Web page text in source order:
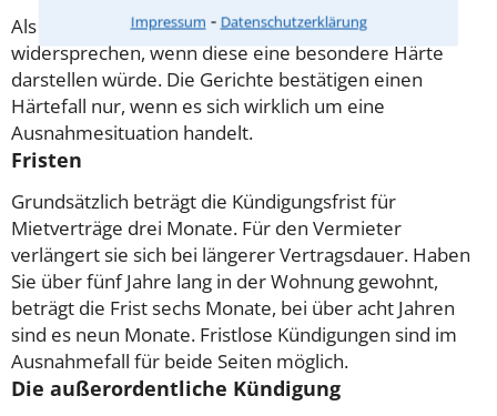
Impressum ⁃ Datenschutzerklärung
Als Mieter haben Sie das Recht, einer Kündigung zu
widersprechen, wenn diese eine besondere Härte
darstellen würde. Die Gerichte bestätigen einen
Härtefall nur, wenn es sich wirklich um eine
Ausnahmesituation handelt.
Fristen
Grundsätzlich beträgt die Kündigungsfrist für
Mietverträge drei Monate. Für den Vermieter
verlängert sie sich bei längerer Vertragsdauer. Haben
Sie über fünf Jahre lang in der Wohnung gewohnt,
beträgt die Frist sechs Monate, bei über acht Jahren
sind es neun Monate. Fristlose Kündigungen sind im
Ausnahmefall für beide Seiten möglich.
Die außerordentliche Kündigung